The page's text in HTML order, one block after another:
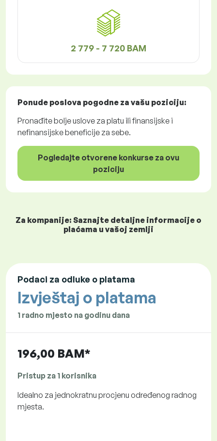
2 779 - 7 720 BAM
Ponude poslova pogodne za vašu poziciju:
Pronađite bolje uslove za platu ili finansijske i
nefinansijske beneficije za sebe.
Pogledajte otvorene konkurse za ovu
poziciju
Za kompanije: Saznajte detaljne informacije o
plaćama u vašoj zemlji
Podaci za odluke o platama
Izvještaj o platama
1 radno mjesto na godinu dana
196,00 BAM*
Pristup za 1 korisnika
Idealno za jednokratnu procjenu određenog radnog
mjesta.